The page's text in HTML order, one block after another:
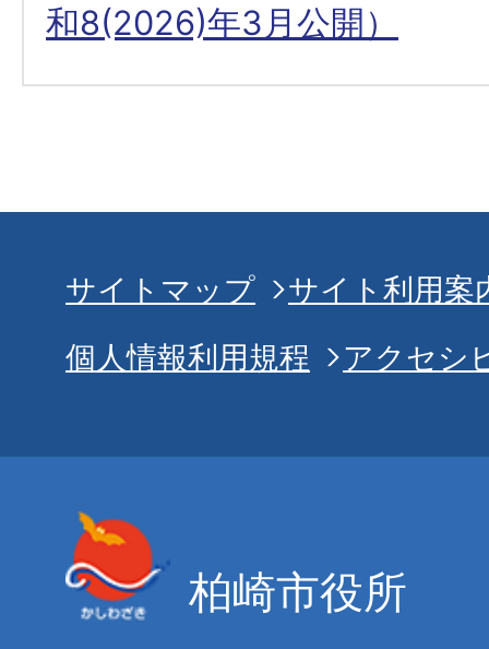
和8(2026)年3月公開）
サイトマップ
サイト利用案
個人情報利用規程
アクセシ
柏崎市役所